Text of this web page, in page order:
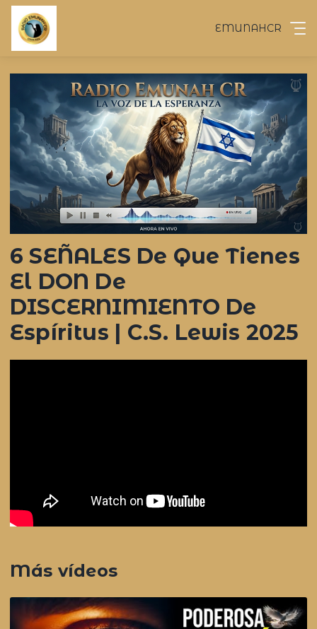
EMUNAHCR
6 SEÑALES De Que Tienes
El DON De
DISCERNIMIENTO De
Espíritus | C.S. Lewis 2025
Más vídeos